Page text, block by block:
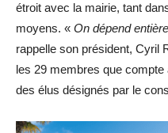
étroit avec la mairie, tant
moyens. « On dépend
rappelle son président, Cyril
les 29 membres que compte
des élus désignés par le